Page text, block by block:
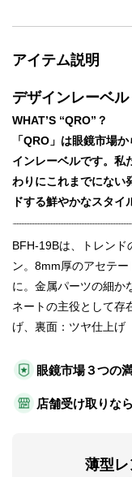
眼鏡市場３つの
店舗受け取りな
薄型レ
アイテム説明
デザインレーベル
WHAT’S “QRO”？
「QRO」は眼鏡市場
インレーベルです。私
わりにこれまでにない
ドする鮮やかなスタイ
BFH-19Bは、トレンド
ン。8mm厚のアセテ
に。金属パーツの細か
ネートの主役として存
げ、裏面：ツヤ仕上げ